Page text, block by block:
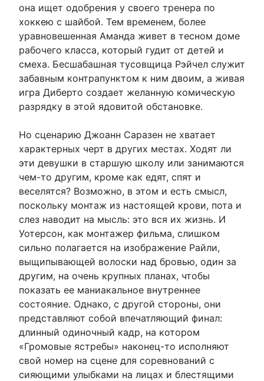
она ищет одобрения у своего тренера по
хоккею с шайбой. Тем временем, более
уравновешенная Аманда живет в тесном доме
рабочего класса, который гудит от детей и
смеха. Бесшабашная тусовщица Рэйчел служит
забавным контрапунктом к ним двоим, а живая
игра Диберто создает желанную комическую
разрядку в этой ядовитой обстановке.
Но сценарию Джоанн Саразен не хватает
характерных черт в других местах. Ходят ли
эти девушки в старшую школу или занимаются
чем-то другим, кроме как едят, спят и
веселятся? Возможно, в этом и есть смысл,
поскольку монтаж из настоящей крови, пота и
слез наводит на мысль: это вся их жизнь. И
Уотерсон, как монтажер фильма, слишком
сильно полагается на изображение Райли,
выщипывающей волоски над бровью, один за
другим, на очень крупных планах, чтобы
показать ее маниакальное внутреннее
состояние. Однако, с другой стороны, они
представляют собой впечатляющий финал:
длинный одиночный кадр, на котором
«Громовые ястребы» наконец-то исполняют
свой номер на сцене для соревнований с
сияющими улыбками на лицах и блестящими